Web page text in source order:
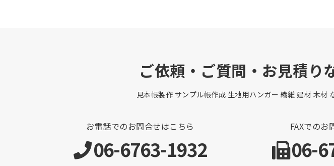
ご依頼・ご質問・お見積り
見本帳製作 サンプル帳作成 生地用ハンガー 繊維 建材 木材
お電話でのお問合せはこちら
06-6763-1932
FAXでのお
06-